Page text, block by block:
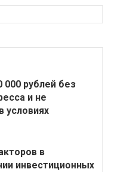
000 рублей без
и не
условиях
в
инвестиционных